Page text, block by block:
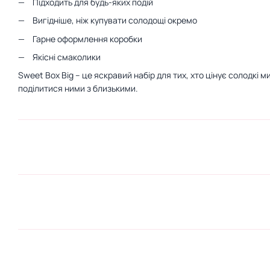
Вигідніше, ніж купувати солодощі окремо
Гарне оформлення коробки
Якісні смаколики
Sweet Box Big – це яскравий набір для тих, хто цінує солодкі
поділитися ними з близькими.